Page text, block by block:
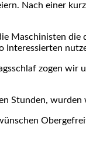
Nach einer
Maschinisten die
Interessierten
zogen wir
Stunden,